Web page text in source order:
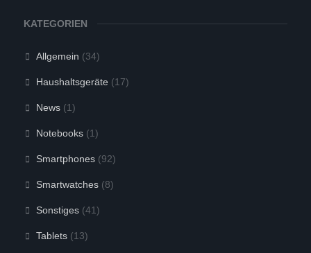
KATEGORIEN
Allgemein (34)
Haushaltsgeräte (17)
News(1)
Notebooks(1)
Smartphones(92)
Smartwatches(8)
Sonstiges(41)
Tablets(13)